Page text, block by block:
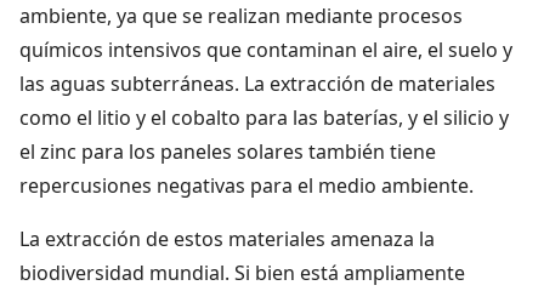
ambiente, ya que se realizan mediante procesos
químicos intensivos que contaminan el aire, el suelo y
las aguas subterráneas. La extracción de materiales
como el litio y el cobalto para las baterías, y el silicio y
el zinc para los paneles solares también tiene
repercusiones negativas para el medio ambiente.
La extracción de estos materiales amenaza la
biodiversidad mundial. Si bien está ampliamente